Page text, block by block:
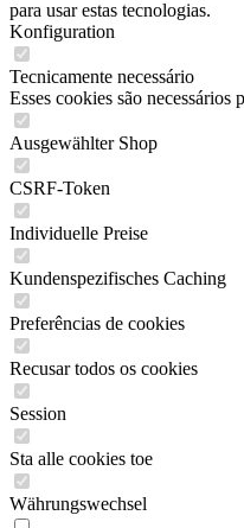
para usar estas tecnologias.
Konfiguration
Tecnicamente necessário
Esses cookies são necessários
Ausgewählter Shop
CSRF-Token
Individuelle Preise
Kundenspezifisches Caching
Preferências de cookies
Recusar todos os cookies
Session
Sta alle cookies toe
Währungswechsel